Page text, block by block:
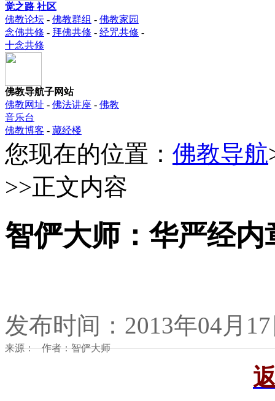
觉之路 社区
佛教论坛 - 佛教群组 - 佛教家园
念佛共修 - 拜佛共修 - 经咒共修 -
十念共修
佛教导航子网站
佛教网址 - 佛法讲座 - 佛教
音乐台
佛教博客 - 藏经楼
您现在的位置： 佛教导航
>>正文内容
智俨大师：华严经
发布时间：2013年04月
来源： 作者：智俨大师